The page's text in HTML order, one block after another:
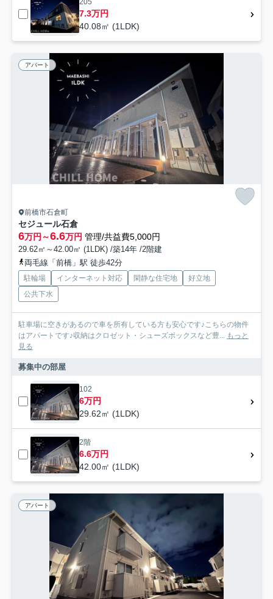
7.3万円
40.08㎡ (1LDK)
アパート
前橋市石倉町
セジュール石倉
6万円～6.6万円 管理/共益費5,000円
29.62㎡～42.00㎡ (1LDK) /築14年 /2階建
両毛線「前橋」駅 徒歩42分
駐輪場 インターネット対応 閑静な住宅地
好立地
公共下水
駐車場に空きがあるので車を所有している方も安心です♪こちらの物件
はアパートです♪収納はクロゼット・シューズボックスなど豊...
もっと
見る
募集中の部屋
102
6万円
29.62㎡ (1LDK)
2階
6.6万円
42.00㎡ (1LDK)
アパート